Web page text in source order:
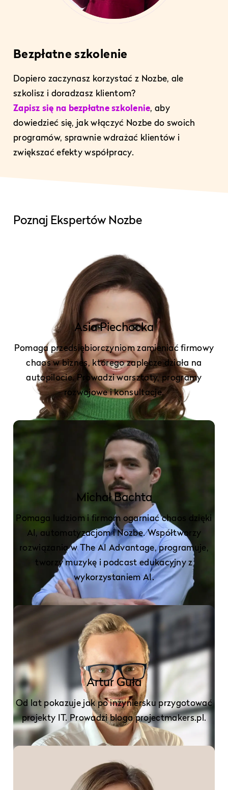
Bezpłatne szkolenie
Dopiero zaczynasz korzystać z Nozbe, ale
szkolisz i doradzasz klientom?
Zapisz się na bezpłatne szkolenie, aby
dowiedzieć się, jak włączyć Nozbe do swoich
programów, sprawnie wdrażać klientów i
zwiększać efekty współpracy.
Poznaj Ekspertów Nozbe
Asia Piechocka
Pomaga przedsiębiorczyniom zamieniać firmowy
chaos w biznes, którego zaplecze działa na
autopilocie. Prowadzi warsztaty, programy
rozwojowe i konsultacje.
Michał Bachta
Pomaga ludziom i firmom ogarniać chaos dzięki
AI, automatyzacjom i Nozbe. Współtworzy
rozwiązania w The AI Advantage, programuje,
tworzy muzykę i podcast edukacyjny z
wykorzystaniem AI.
Artur Guła
Od lat pokazuje jak po inżyniersku przygotować
projekty IT. Prowadzi bloga projectmakers.pl.